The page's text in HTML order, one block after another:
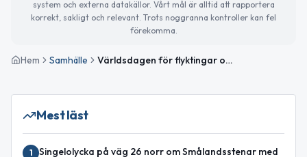
system och externa datakällor. Vårt mål är alltid att rapportera
korrekt, sakligt och relevant. Trots noggranna kontroller kan fel
förekomma.
Hem Samhälle Världsdagen för flyktingar och sommarvärme i Gislaved
Mest läst
1
Singelolycka på väg 26 norr om Smålandsstenar med